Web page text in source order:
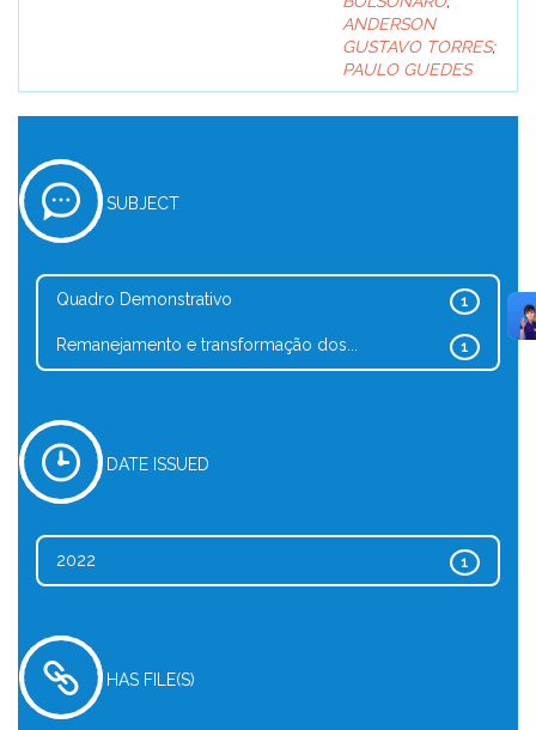
ANDERSON
GUSTAVO TORRES;
PAULO GUEDES
SUBJECT
1
Quadro Demonstrativo
1
Remanejamento e transformação dos...
DATE ISSUED
1
2022
HAS FILE(S)